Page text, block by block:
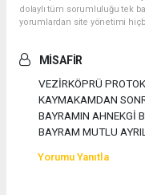
dolaylı tüm sorumluluğu tek
yorumlardan site yönetimi
MİSAFİR
VEZİRKÖPRÜ
KAYMAKAMDAN
BAYRAMIN AHNEKGİ
BAYRAM MUTLU
Yorumu Yanıtla